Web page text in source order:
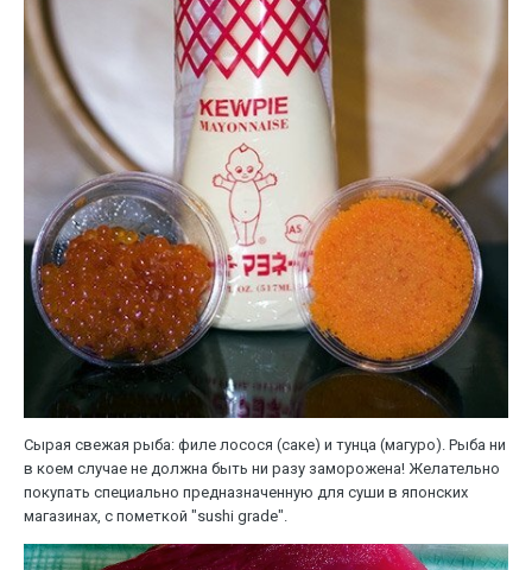
Сырая свежая рыба: филе лосося (саке) и тунца (магуро). Рыба ни
в коем случае не должна быть ни разу заморожена! Желательно
покупать специально предназначенную для суши в японских
магазинах, с пометкой "sushi grade".